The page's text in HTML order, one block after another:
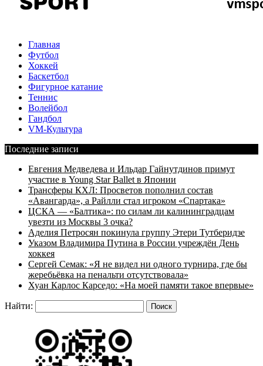
Главная
Футбол
Хоккей
Баскетбол
Фигурное катание
Теннис
Волейбол
Гандбол
VM-Культура
Последние записи
Евгения Медведева и Ильдар Гайнутдинов примут
участие в Young Star Ballet в Японии
Трансферы КХЛ: Просветов пополнил состав
«Авангарда», а Райлли стал игроком «Спартака»
ЦСКА — «Балтика»: по силам ли калининградцам
увезти из Москвы 3 очка?
Аделия Петросян покинула группу Этери Тутберидзе
Указом Владимира Путина в России учреждён День
хоккея
Сергей Семак: «Я не видел ни одного турнира, где бы
жеребьёвка на пенальти отсутствовала»
Хуан Карлос Карседо: «На моей памяти такое впервые»
Найти: